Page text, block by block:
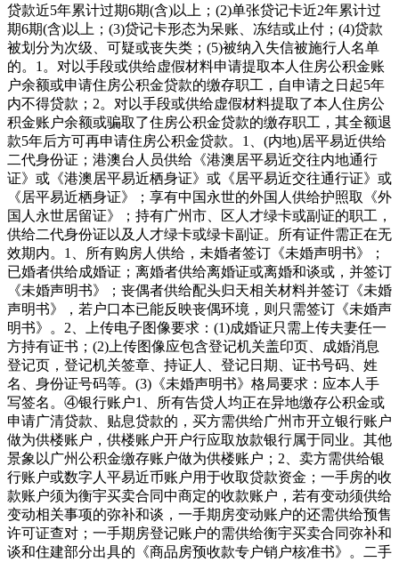
贷款近5年累计过期6期(含)以上；(2)单张贷记卡近2年累计过
期6期(含)以上；(3)贷记卡形态为呆账、冻结或止付；(4)贷款
被划分为次级、可疑或丧失类；(5)被纳入失信被施行人名单
的。1。对以手段或供给虚假材料申请提取本人住房公积金账
户余额或申请住房公积金贷款的缴存职工，自申请之日起5年
内不得贷款；2。对以手段或供给虚假材料提取了本人住房公
积金账户余额或骗取了住房公积金贷款的缴存职工，其全额退
款5年后方可再申请住房公积金贷款。1、(内地)居平易近供给
二代身份证；港澳台人员供给《港澳居平易近交往内地通行
证》或《港澳居平易近栖身证》或《居平易近交往通行证》或
《居平易近栖身证》；享有中国永世的外国人供给护照取《外
国人永世居留证》；持有广州市、区人才绿卡或副证的职工，
供给二代身份证以及人才绿卡或绿卡副证。所有证件需正在无
效期内。1、所有购房人供给，未婚者签订《未婚声明书》；
已婚者供给成婚证；离婚者供给离婚证或离婚和谈或，并签订
《未婚声明书》；丧偶者供给配头归天相关材料并签订《未婚
声明书》，若户口本已能反映丧偶环境，则只需签订《未婚声
明书》。2、上传电子图像要求：(1)成婚证只需上传夫妻任一
方持有证书；(2)上传图像应包含登记机关盖印页、成婚消息
登记页，登记机关签章、持证人、登记日期、证书号码、姓
名、身份证号码等。(3)《未婚声明书》格局要求：应本人手
写签名。④银行账户1、所有告贷人均正在异地缴存公积金或
申请广清贷款、贴息贷款的，买方需供给广州市开立银行账户
做为供楼账户，供楼账户开户行应取放款银行属于同业。其他
景象以广州公积金缴存账户做为供楼账户；2、卖方需供给银
行账户或数字人平易近币账户用于收取贷款资金；一手房的收
款账户须为衡宇买卖合同中商定的收款账户，若有变动须供给
变动相关事项的弥补和谈，一手期房变动账户的还需供给预售
许可证查对；一手期房登记账户的需供给衡宇买卖合同弥补和
谈和住建部分出具的《商品房预收款专户销户核准书》。二手